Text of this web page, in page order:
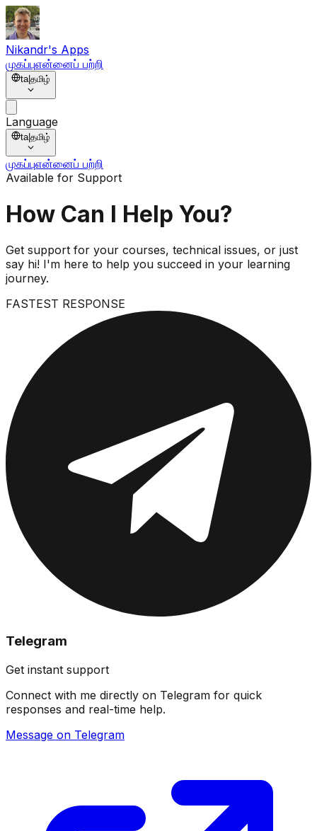
Nikandr's Apps
முகப்புஎன்னைப் பற்றி
ta|தமிழ்
Language
ta |தமிழ்
முகப்புஎன்னைப் பற்றி
Available for Support
How Can I Help You?
Get support for your courses, technical issues, or just
say hi! I'm here to help you succeed in your learning
journey.
FASTEST RESPONSE
Telegram
Get instant support
Connect with me directly on Telegram for quick
responses and real-time help.
Message on Telegram